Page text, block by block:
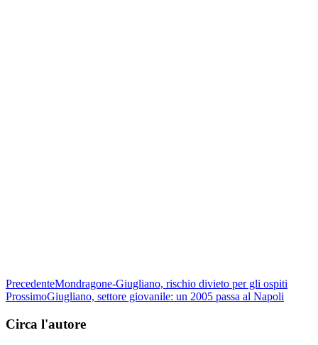
PrecedenteMondragone-Giugliano, rischio divieto per gli ospiti
ProssimoGiugliano, settore giovanile: un 2005 passa al Napoli
Circa l'autore